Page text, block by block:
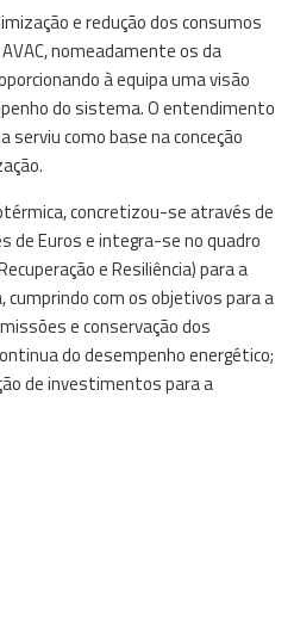
e redução dos consumos
nomeadamente os da
à equipa uma visão
do sistema. O entendimento
como base na conceção
concretizou-se através de
de Euros e integra-se no quadro
e Resiliência) para a
com os objetivos para a
e conservação dos
do desempenho energético;
de investimentos para a